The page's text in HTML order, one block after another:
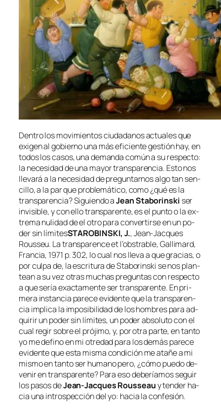
Dentro los mo­vi­mien­tos ciu­da­da­nos ac­tua­les que
exi­gen al go­bierno una más efi­cien­te ges­tión hay, en
to­dos los ca­sos, una de­man­da co­mún a su res­pec­to:
la ne­ce­si­dad de una ma­yor trans­pa­ren­cia. Esto nos
lle­va­rá a la ne­ce­si­dad de pre­gun­tar­nos al­go tan sen­
ci­llo, a la par que pro­ble­má­ti­co, co­mo ¿qué es la
trans­pa­ren­cia? Siguiendo aJean Staborinski ser
in­vi­si­ble, y con ello trans­pa­ren­te, esel pun­to o la ex­
tre­ma nu­li­dad de el otro pa­ra con­ver­tir­se en un po­
der sin lí­mi­tesSTAROBINSKI, J.,Jean-Jacques
Rousseu. La trans­pa­ren­ce et l’obs­tra­ble, Gallimard,
Francia, 1971 p. 302, lo cual nos lle­va a que gra­cias, o
por cul­pa de, la es­cri­tu­ra de Staborinski se nos plan­
tean a su vez otras mu­chas pre­gun­tas con res­pec­to
a que se­ría exac­ta­men­te ser trans­pa­ren­te. En pri­
me­ra ins­tan­cia pa­re­ce evi­den­te que la trans­pa­ren­
cia im­pli­ca la im­po­si­bi­li­dad de los hom­bres pa­ra ad­
qui­rir un po­der sin lí­mi­tes, un po­der ab­so­lu­to con el
cual re­gir so­bre el pró­ji­mo, y, por otra par­te, en tan­to
yo me de­fino en mi otre­dad pa­ra los de­más pa­re­ce
evi­den­te que es­ta mis­ma con­di­ción me ata­ñe a mi
mis­mo en tan­to ser hu­mano pe­ro, ¿có­mo pue­do de­
ve­nir en trans­pa­ren­te? Para eso de­be­ría­mos se­guir
los pa­sos deJean-Jacques Rousseauy ten­der ha­
cia una in­tros­pec­ción del yo: ha­cia la confesión.